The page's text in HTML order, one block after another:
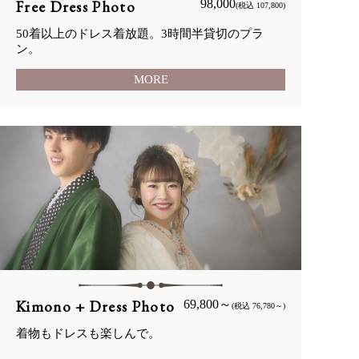
Free Dress Photo 98,000(税込 107,800)
50着以上のドレス着放題。3時間半貸切のプラ
ン。
MORE
Kimono + Dress Photo 69,800～ (税込 76,780～)
着物もドレスも楽しんで。